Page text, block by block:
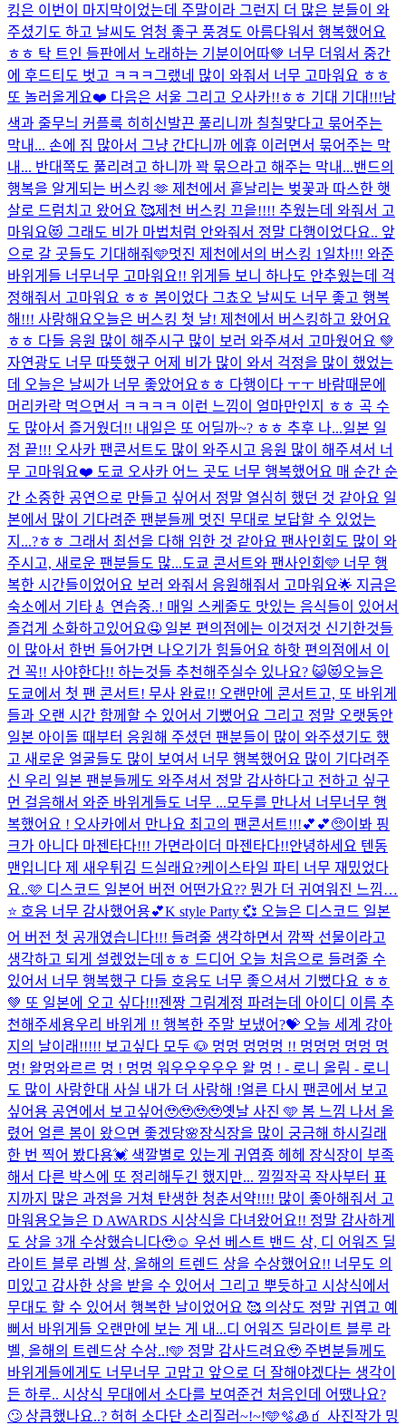
킹은 이번이 마지막이었는데 주말이라 그런지 더 많은 분들이 와
주셨기도 하고 날씨도 엄청 좋구 풍경도 아름다워서 행복했어요
ㅎㅎ 탁 트인 들판에서 노래하는 기분이어따💚 너무 더워서 중간
에 후드티도 벗고 ㅋㅋㅋ그랬네 많이 와줘서 너무 고마워요 ㅎㅎ
또 놀러올게요❤️ 다음은 서울 그리고 오사카!!ㅎㅎ 기대 기대!!!남
색과 줄무늬 커플룩 히히 신발끈 풀리니까 칠칠맞다고 묶어주는
막내... 손에 짐 많아서 그냥 간다니까 에휴 이러면서 묶어주는 막
내... 반대쪽도 풀리려고 하니까 꽉 묶으라고 해주는 막내...밴드의
행복을 알게되는 버스킹 🫶 제천에서 흩날리는 벚꽃과 따스한 햇
살로 드럼치고 왔어요 🥰제천 버스킹 끄읕!!!! 추웠는데 와줘서 고
마워요😻 그래도 비가 마법처럼 안와줘서 정말 다행이었다요.. 앞
으로 갈 곳들도 기대해줘🩵멋진 제천에서의 버스킹 1일차!!! 와준
바위게들 너무너무 고마워요!! 위게들 보니 하나도 안추웠는데 걱
정해줘서 고마워요 ㅎㅎ 봄이었다 그쵸오 날씨도 너무 좋고 행복
해!!! 사랑해요 오늘은 버스킹 첫 날! 제천에서 버스킹하고 왔어요
ㅎㅎ 다들 응원 많이 해주시구 많이 보러 와주셔서 고마웠어요 💚
자연광도 너무 따뜻했구 어제 비가 많이 와서 걱정을 많이 했었는
데 오늘은 날씨가 너무 좋았어요ㅎㅎ 다행이다 ㅜㅜ 바람때문에
머리카락 먹으면서 ㅋㅋㅋㅋ 이런 느낌이 얼마만인지 ㅎㅎ 곡 수
도 많아서 즐거웠더!! 내일은 또 어딜까~? ㅎㅎ 추후 나...일본 일
정 끝!!! 오사카 팬콘서트도 많이 와주시고 응원 많이 해주셔서 너
무 고마워요❤️ 도쿄 오사카 어느 곳도 너무 행복했어요 매 순간 순
간 소중한 공연으로 만들고 싶어서 정말 열심히 했던 것 같아요 일
본에서 많이 기다려준 팬분들께 멋진 무대로 보답할 수 있었는
지...?ㅎㅎ 그래서 최선을 다해 임한 것 같아요 팬사인회도 많이 와
주시고, 새로운 팬분들도 많...도쿄 콘서트와 팬사인회🩵 너무 행
복한 시간들이었어요 보러 와줘서 응원해줘서 고마워요🌟 지금은
숙소에서 기타🎸 연습중..! 매일 스케줄도 맛있는 음식들이 있어서
즐겁게 소화하고있어요🤤 일본 편의점에는 이것저것 신기한것들
이 많아서 한번 들어가면 나오기가 힘들어요 하핫 편의점에서 이
건 꼭!! 사야한다!! 하는것들 추천해주실수 있나요? 😺😻오늘은
도쿄에서 첫 팬 콘서트! 무사 완료!! 오랜만에 콘서트고, 또 바위게
들과 오랜 시간 함께할 수 있어서 기뻤어요 그리고 정말 오랫동안
일본 아이돌 때부터 응원해 주셨던 팬분들이 많이 와주셨기도 했
고 새로운 얼굴들도 많이 보여서 너무 행복했어요 많이 기다려주
신 우리 일본 팬분들께도 와주셔서 정말 감사하다고 전하고 싶구
먼 걸음해서 와준 바위게들도 너무 ...모두를 만나서 너무너무 행
복했어요 ! 오사카에서 만나요 최고의 팬콘서트!!!💕💕🥺이봐 핑
크가 아니다 마젠타다!!! 가면라이더 마젠타다!!안녕하세요 텐동
맨입니다 제 새우튀김 드실래요?케이스타일 파티 너무 재밌었다
요..🩷 디스코드 일본어 버전 어떤가요?? 뭔가 더 귀여워진 느낌…
⭐️ 호응 너무 감사했어용💕K style Party 💞 오늘은 디스코드 일본
어 버전 첫 공개였습니다!!! 들려줄 생각하면서 깜짝 선물이라고
생각하고 되게 설렜었는데ㅎㅎ 드디어 오늘 처음으로 들려줄 수
있어서 너무 행복했구 다들 호응도 너무 좋으셔서 기뻤다요 ㅎㅎ
💚 또 일본에 오고 싶다!!!젠짱 그림계정 파려는데 아이디 이름 추
천해주세용우리 바위게 !! 행복한 주말 보냈어?💝 오늘 세계 강아
지의 날이래!!!!! 보고싶다 모두 🐶 멍멍 멍멍멍 !! 멍멍멍 멍멍 멍
멍! 왈멍와르르 멍 ! 멍멍 워우우우우우 왈 멍 ! - 로니 올림 - 로니
도 많이 사랑한대 사실 내가 더 사랑해 !얼른 다시 팬콘에서 보고
싶어용 공연에서 보고싶어🥹🥹🥹🥹옛날 사진 🩵 봄 느낌 나서 올
렸어 얼른 봄이 왔으면 좋겠당🌸장식장을 많이 궁금해 하시길래
한 번 찍어 봤다용💓 색깔별로 있는게 귀엽죵 헤헤 장식장이 부족
해서 다른 박스에 또 정리해두긴 했지만... 낄낄작곡 작사부터 표
지까지 많은 과정을 거쳐 탄생한 청춘서약!!!! 많이 좋아해줘서 고
마워용오늘은 D AWARDS 시상식을 다녀왔어요!! 정말 감사하게
도 상을 3개 수상했습니다🥹☺️ 우선 베스트 밴드 상, 디 어워즈 딜
라이트 블루 라벨 상, 올해의 트렌드 상을 수상했어요!! 너무도 의
미있고 감사한 상을 받을 수 있어서 그리고 뿌듯하고 시상식에서
무대도 할 수 있어서 행복한 날이었어요 🥰 의상도 정말 귀엽고 예
뻐서 바위게들 오랜만에 보는 게 내...디 어워즈 딜라이트 블루 라
벨, 올해의 트렌드상 수상..!🩵 정말 감사드려요🥹 주변분들께도
바위게들에게도 너무너무 고맙고 앞으로 더 잘해야겠다는 생각이
든 하루.. 시상식 무대에서 소다를 보여준건 처음인데 어땠나요?
🙄 상큼했나요..? 허허 소다단 소리질러~!~!🩵🫧🧊🧃 사진작가 밍